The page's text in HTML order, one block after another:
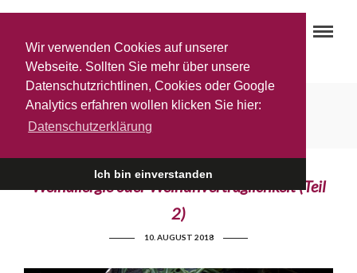
Wir verwenden Cookies auf unserer
Webseite. Sollten Sie mehr über unsere
Datenschutzrichtlinen, Cookies oder Google
Analytics erfahren wollen klicken Sie hier:
Datenschutzerklärung
Ich bin einverstanden
Laktose im Wein
Weinallergie oder Weinunverträglichkeit (Teil
2)
10. AUGUST 2018